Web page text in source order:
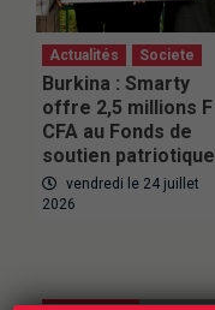
Actualités Societe
Burkina : Smarty
offre 2,5 millions F
CFA au Fonds de
soutien patriotique
vendredi le 24 juillet
2026